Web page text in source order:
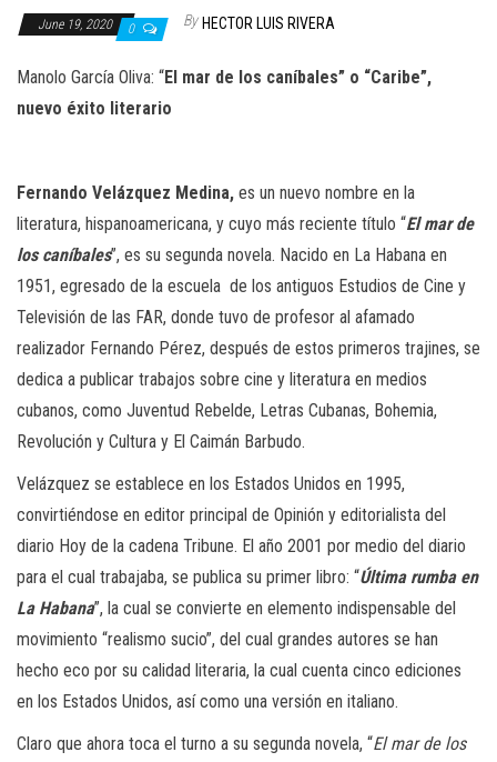
June 19, 2020 0 By HECTOR LUIS RIVERA
Manolo García Oliva: “El mar de los caníbales” o “Caribe”,
nuevo éxito literario
Fernando Velázquez Medina, es un nuevo nombre en la
literatura, hispanoamericana, y cuyo más reciente título “El mar de
los caníbales”, es su segunda novela. Nacido en La Habana en
1951, egresado de la escuela de los antiguos Estudios de Cine y
Televisión de las FAR, donde tuvo de profesor al afamado
realizador Fernando Pérez, después de estos primeros trajines, se
dedica a publicar trabajos sobre cine y literatura en medios
cubanos, como Juventud Rebelde, Letras Cubanas, Bohemia,
Revolución y Cultura y El Caimán Barbudo.
Velázquez se establece en los Estados Unidos en 1995,
convirtiéndose en editor principal de Opinión y editorialista del
diario Hoy de la cadena Tribune. El año 2001 por medio del diario
para el cual trabajaba, se publica su primer libro: “Última rumba en
La Habana”, la cual se convierte en elemento indispensable del
movimiento “realismo sucio”, del cual grandes autores se han
hecho eco por su calidad literaria, la cual cuenta cinco ediciones
en los Estados Unidos, así como una versión en italiano.
Claro que ahora toca el turno a su segunda novela, “El mar de los